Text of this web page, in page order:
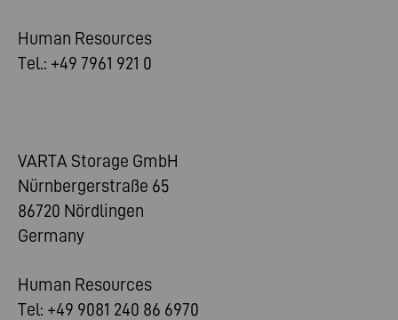
Human Resources
Tel.: +49 7961 921 0
VARTA Storage GmbH
Nürnbergerstraße 65
86720 Nördlingen
Germany
Human Resources
Tel: +49 9081 240 86 6970